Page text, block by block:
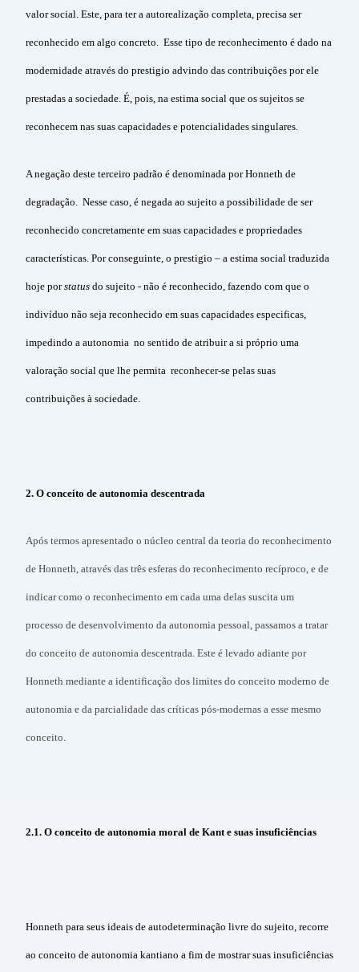
valor social. Este, para ter a autorealização completa, precisa ser
reconhecido em algo concreto. Esse tipo de reconhecimento é dado na
modernidade através do prestigio advindo das contribuições por ele
prestadas a sociedade. É, pois, na estima social que os sujeitos se
reconhecem nas suas capacidades e potencialidades singulares.
A negação deste terceiro padrão é denominada por Honneth de
degradação. Nesse caso, é negada ao sujeito a possibilidade de ser
reconhecido concretamente em suas capacidades e propriedades
características. Por conseguinte, o prestigio – a estima social traduzida
hoje porstatus do sujeito - não é reconhecido, fazendo com que o
indivíduo não seja reconhecido em suas capacidades especificas,
impedindo a autonomia no sentido de atribuir a si próprio uma
valoração social que lhe permita reconhecer-se pelas suas
contribuições à sociedade.
2. O conceito de autonomia descentrada
Após termos apresentado o núcleo central da teoria do reconhecimento
de Honneth, através das três esferas do reconhecimento recíproco, e de
indicar como o reconhecimento em cada uma delas suscita um
processo de desenvolvimento da autonomia pessoal, passamos a tratar
do conceito de autonomia descentrada. Este é levado adiante por
Honneth mediante a identificação dos limites do conceito moderno de
autonomia e da parcialidade das críticas pós-modernas a esse mesmo
conceito.
2.1. O conceito de autonomia moral de Kant e suas insuficiências
Honneth para seus ideais de autodeterminação livre do sujeito, recorre
ao conceito de autonomia kantiano a fim de mostrar suas insuficiências